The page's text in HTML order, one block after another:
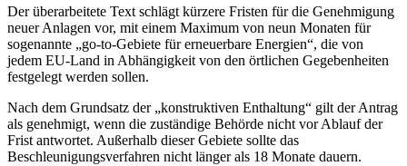
Der überarbeitete Text schlägt kürzere Fristen für die Genehmigung
neuer Anlagen vor, mit einem Maximum von neun Monaten für
sogenannte „go-to-Gebiete für erneuerbare Energien“, die von
jedem EU-Land in Abhängigkeit von den örtlichen Gegebenheiten
festgelegt werden sollen.
Nach dem Grundsatz der „konstruktiven Enthaltung“ gilt der Antrag
als genehmigt, wenn die zuständige Behörde nicht vor Ablauf der
Frist antwortet. Außerhalb dieser Gebiete sollte das
Beschleunigungsverfahren nicht länger als 18 Monate dauern.